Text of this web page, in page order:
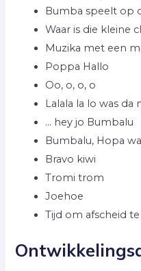
Bumba speelt op
Waar is die kleine
Muzika met een
Poppa Hallo
Oo, o, o, o
Lalala la lo was da
… hey jo Bumbalu
Bumbalu, Hopa
Bravo kiwi
Tromi trom
Joehoe
Tijd om afscheid